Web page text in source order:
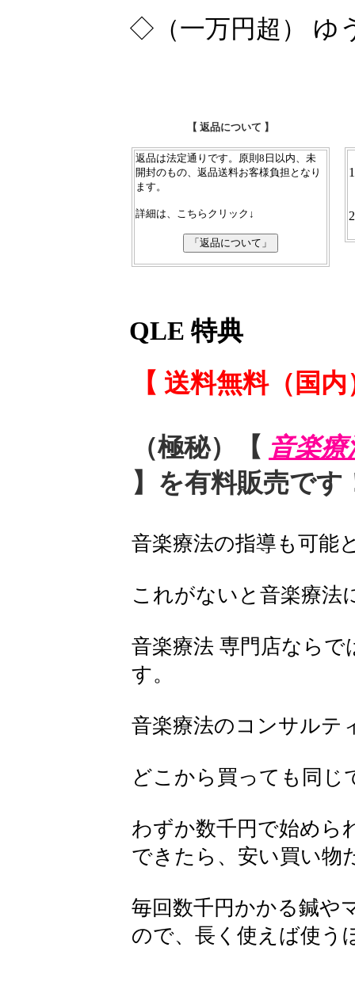
◇（一万円超） ゆ
【 返品について 】
返品は法定通りです。原則8日以内、未
開封のもの、返品送料お客様負担となり
ます。
詳細は、こちらクリック↓
QLE 特典
【 送料無料（国
（極秘）【 音楽療
】を有料販売です
音楽療法の指導も可能
これがないと音楽療法
音楽療法 専門店ならで
す。
音楽療法のコンサルテ
どこから買っても同じ
わずか数千円で始めら
できたら、安い買い物
毎回数千円かかる鍼や
ので、長く使えば使う